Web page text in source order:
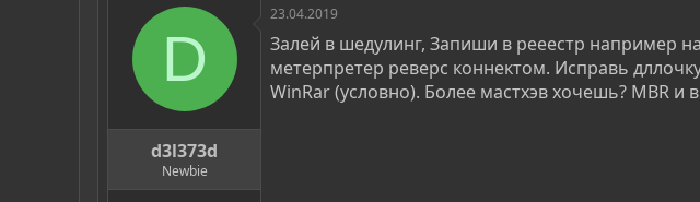
D
d3l373d
Newbie
23.04.2019
Залей в шедулинг, Запиши в рееестр например
метерпретер реверс коннектом. Исправь
WinRar (условно). Более мастхэв хочешь? MBR и в